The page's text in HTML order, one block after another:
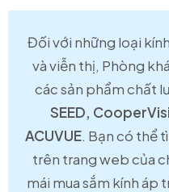
Đối với những loại
và viễn thị, Phòng
các sản phẩm chất
SEED,
ACUVUE. Bạn có thể
trên trang web của
mái mua sắm kính áp